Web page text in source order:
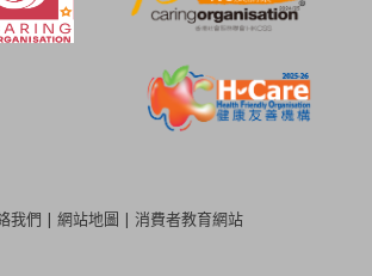
我們 | 網站地圖 | 消費者教育網站